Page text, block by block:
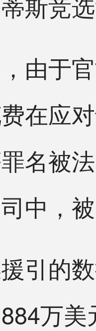
于官
在应
名被
中，
的数
万